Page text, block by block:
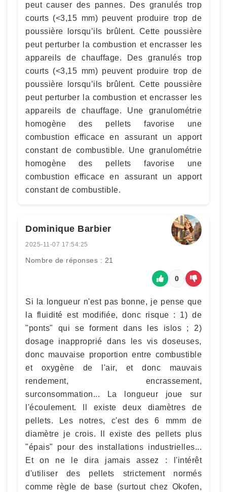
peut causer des pannes. Des granulés trop
courts (<3,15 mm) peuvent produire trop de
poussière lorsqu’ils brûlent. Cette poussière
peut perturber la combustion et encrasser les
appareils de chauffage. Des granulés trop
courts (<3,15 mm) peuvent produire trop de
poussière lorsqu’ils brûlent. Cette poussière
peut perturber la combustion et encrasser les
appareils de chauffage. Une granulométrie
homogène des pellets favorise une
combustion efficace en assurant un apport
constant de combustible. Une granulométrie
homogène des pellets favorise une
combustion efficace en assurant un apport
constant de combustible.
Dominique Barbier
2025-11-07 17:54:25
Nombre de réponses : 21
0
Si la longueur n'est pas bonne, je pense que
la fluidité est modifiée, donc risque : 1) de
"ponts" qui se forment dans les islos ; 2)
dosage inapproprié dans les vis doseuses,
donc mauvaise proportion entre combustible
et oxygène de l'air, et donc mauvais
rendement, encrassement,
surconsommation... La longueur joue sur
l'écoulement. Il existe deux diamètres de
pellets. Les notres, c'est des 6 mmm de
diamètre je crois. Il existe des pellets plus
"épais" pour des installations industrielles...
Et on ne le dira jamais assez : l'intérêt
d'utiliser des pellets strictement normés
comme règle de base (surtout chez Okofen,